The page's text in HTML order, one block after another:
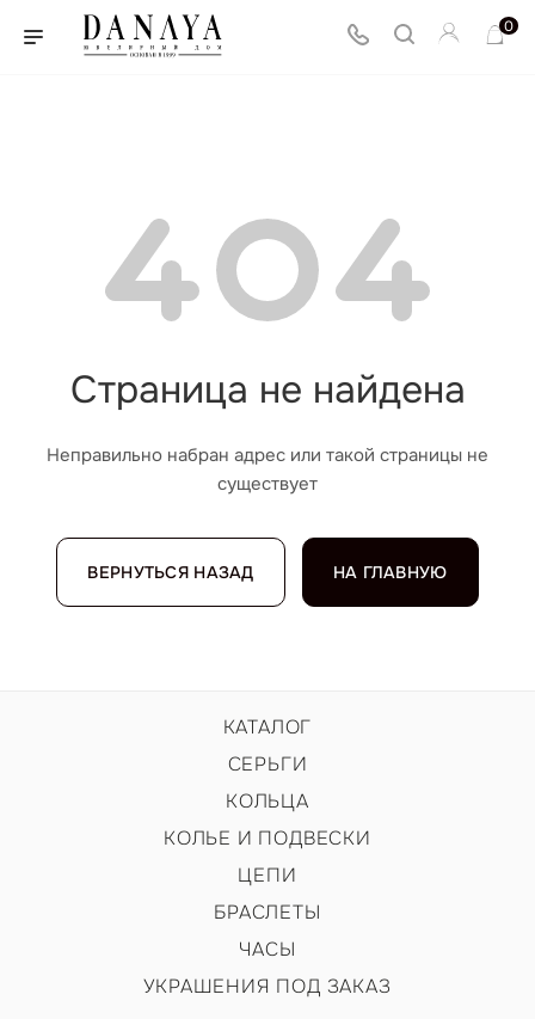
0
Страница не найдена
Неправильно набран адрес или такой страницы не
существует
ВЕРНУТЬСЯ НАЗАД НА ГЛАВНУЮ
КАТАЛОГ
СЕРЬГИ
КОЛЬЦА
КОЛЬЕ И ПОДВЕСКИ
ЦЕПИ
БРАСЛЕТЫ
ЧАСЫ
УКРАШЕНИЯ ПОД ЗАКАЗ